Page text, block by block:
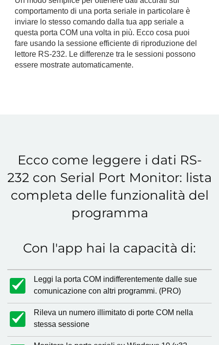
comportamento di una porta seriale in particolare è
inviare lo stesso comando dalla tua app seriale a
questa porta COM una volta in più. Ecco cosa puoi
fare usando la sessione efficiente di riproduzione del
lettore RS-232. Le differenze tra le sessioni possono
essere mostrate automaticamente.
Ecco come leggere i dati RS-
232 con Serial Port Monitor: lista
completa delle funzionalità del
programma
Con l'app hai la capacità di:
Leggi la porta COM indifferentemente dalle sue
comunicazione con altri programmi. (PRO)
Rileva un numero illimitato di porte COM nella
stessa sessione